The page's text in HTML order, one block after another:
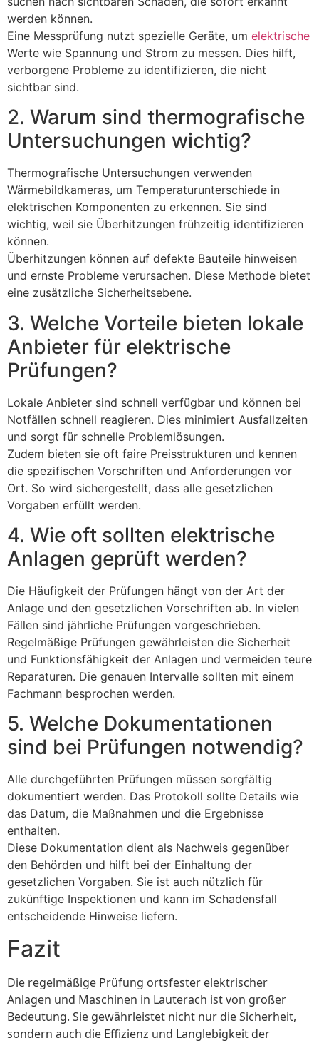
werden können.
Eine Messprüfung nutzt spezielle Geräte, um elektrische
Werte wie Spannung und Strom zu messen. Dies hilft,
verborgene Probleme zu identifizieren, die nicht
sichtbar sind.
2. Warum sind thermografische
Untersuchungen wichtig?
Thermografische Untersuchungen verwenden
Wärmebildkameras, um Temperaturunterschiede in
elektrischen Komponenten zu erkennen. Sie sind
wichtig, weil sie Überhitzungen frühzeitig identifizieren
können.
Überhitzungen können auf defekte Bauteile hinweisen
und ernste Probleme verursachen. Diese Methode bietet
eine zusätzliche Sicherheitsebene.
3. Welche Vorteile bieten lokale
Anbieter für elektrische
Prüfungen?
Lokale Anbieter sind schnell verfügbar und können bei
Notfällen schnell reagieren. Dies minimiert Ausfallzeiten
und sorgt für schnelle Problemlösungen.
Zudem bieten sie oft faire Preisstrukturen und kennen
die spezifischen Vorschriften und Anforderungen vor
Ort. So wird sichergestellt, dass alle gesetzlichen
Vorgaben erfüllt werden.
4. Wie oft sollten elektrische
Anlagen geprüft werden?
Die Häufigkeit der Prüfungen hängt von der Art der
Anlage und den gesetzlichen Vorschriften ab. In vielen
Fällen sind jährliche Prüfungen vorgeschrieben.
Regelmäßige Prüfungen gewährleisten die Sicherheit
und Funktionsfähigkeit der Anlagen und vermeiden teure
Reparaturen. Die genauen Intervalle sollten mit einem
Fachmann besprochen werden.
5. Welche Dokumentationen
sind bei Prüfungen notwendig?
Alle durchgeführten Prüfungen müssen sorgfältig
dokumentiert werden. Das Protokoll sollte Details wie
das Datum, die Maßnahmen und die Ergebnisse
enthalten.
Diese Dokumentation dient als Nachweis gegenüber
den Behörden und hilft bei der Einhaltung der
gesetzlichen Vorgaben. Sie ist auch nützlich für
zukünftige Inspektionen und kann im Schadensfall
entscheidende Hinweise liefern.
Fazit
Die regelmäßige Prüfung ortsfester elektrischer
Anlagen und Maschinen in Lauterach ist von großer
Bedeutung. Sie gewährleistet nicht nur die Sicherheit,
sondern auch die Effizienz und Langlebigkeit der